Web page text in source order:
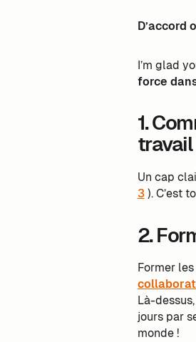
D’accord
I’m glad
force
1.
Un cap
3 ). C’est
2.
Former
Là-dessus,
jours par
monde !